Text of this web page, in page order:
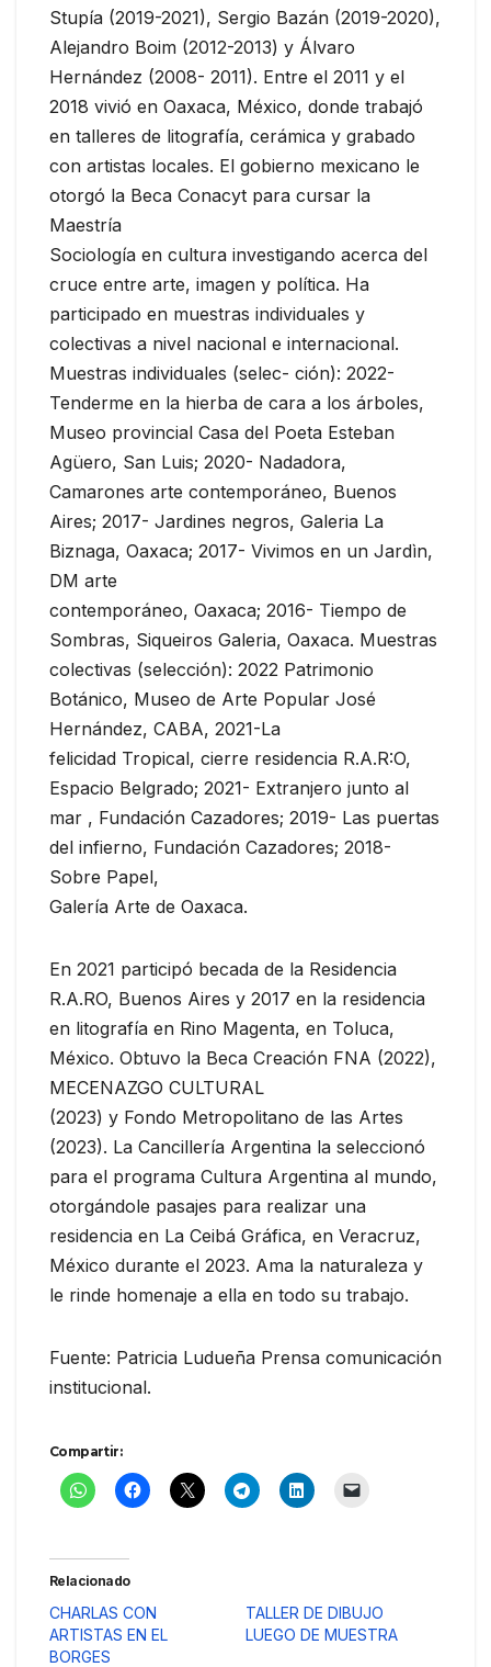
Stupía (2019-2021), Sergio Bazán (2019-2020),
Alejandro Boim (2012-2013) y Álvaro
Hernández (2008- 2011). Entre el 2011 y el
2018 vivió en Oaxaca, México, donde trabajó
en talleres de litografía, cerámica y grabado
con artistas locales. El gobierno mexicano le
otorgó la Beca Conacyt para cursar la
Maestría
Sociología en cultura investigando acerca del
cruce entre arte, imagen y política. Ha
participado en muestras individuales y
colectivas a nivel nacional e internacional.
Muestras individuales (selec- ción): 2022-
Tenderme en la hierba de cara a los árboles,
Museo provincial Casa del Poeta Esteban
Agüero, San Luis; 2020- Nadadora,
Camarones arte contemporáneo, Buenos
Aires; 2017- Jardines negros, Galeria La
Biznaga, Oaxaca; 2017- Vivimos en un Jardìn,
DM arte
contemporáneo, Oaxaca; 2016- Tiempo de
Sombras, Siqueiros Galeria, Oaxaca. Muestras
colectivas (selección): 2022 Patrimonio
Botánico, Museo de Arte Popular José
Hernández, CABA, 2021-La
felicidad Tropical, cierre residencia R.A.R:O,
Espacio Belgrado; 2021- Extranjero junto al
mar , Fundación Cazadores; 2019- Las puertas
del infierno, Fundación Cazadores; 2018-
Sobre Papel,
Galería Arte de Oaxaca.
En 2021 participó becada de la Residencia
R.A.RO, Buenos Aires y 2017 en la residencia
en litografía en Rino Magenta, en Toluca,
México. Obtuvo la Beca Creación FNA (2022),
MECENAZGO CULTURAL
(2023) y Fondo Metropolitano de las Artes
(2023). La Cancillería Argentina la seleccionó
para el programa Cultura Argentina al mundo,
otorgándole pasajes para realizar una
residencia en La Ceibá Gráfica, en Veracruz,
México durante el 2023. Ama la naturaleza y
le rinde homenaje a ella en todo su trabajo.
Fuente: Patricia Ludueña Prensa comunicación
institucional.
Compartir:
Relacionado
CHARLAS CON
ARTISTAS EN EL
BORGES
TALLER DE DIBUJO
LUEGO DE MUESTRA